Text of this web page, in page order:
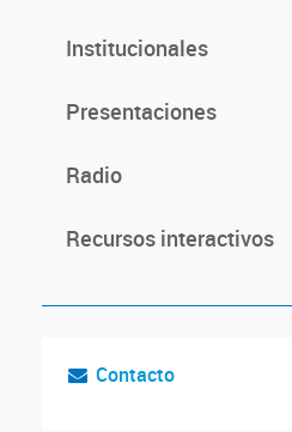
Institucionales
Presentaciones
Radio
Recursos interactivos
Contacto